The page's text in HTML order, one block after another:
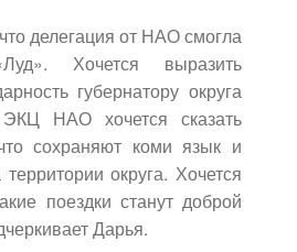
делегация от НАО смогла
Хочется выразить
губернатору округа
НАО хочется сказать
сохраняют коми язык и
округа. Хочется
поездки станут доброй
Дарья.